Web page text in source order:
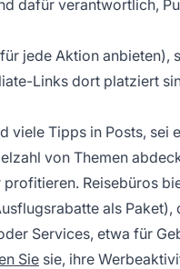
dafür verantwortlich,
jede Aktion anbieten),
Links dort platziert
viele Tipps in Posts, sei
von Themen
Reisebüros
als Paket),
Services, etwa für
Sie sie, ihre